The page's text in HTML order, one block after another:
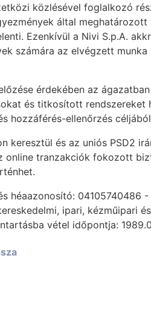
közlésével foglalkozó
által meghatározott
Ezenkívül a Nivi S.p.A.
számára az elvégzett
érdekében az
és titkosított rendszereket
hozzáférés-ellenőrzés
keresztül és az uniós PSD2
online tranzakciók fokozott
héaazonosító:
ipari, kézműipari
vétel időpontja: